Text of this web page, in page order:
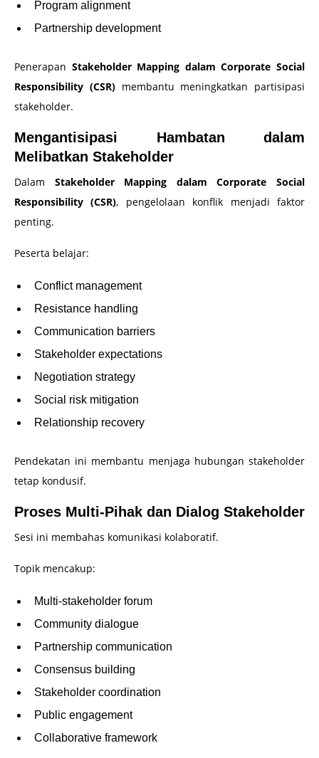
Program alignment
Partnership development
Penerapan Stakeholder Mapping dalam Corporate Social
Responsibility (CSR)membantu meningkatkan partisipasi
stakeholder.
Mengantisipasi Hambatan dalam
Melibatkan Stakeholder
Dalam Stakeholder Mapping dalam Corporate Social
Responsibility (CSR), pengelolaan konflik menjadi faktor
penting.
Peserta belajar:
Conflict management
Resistance handling
Communication barriers
Stakeholder expectations
Negotiation strategy
Social risk mitigation
Relationship recovery
Pendekatan ini membantu menjaga hubungan stakeholder
tetap kondusif.
Proses Multi-Pihak dan Dialog Stakeholder
Sesi ini membahas komunikasi kolaboratif.
Topik mencakup:
Multi-stakeholder forum
Community dialogue
Partnership communication
Consensus building
Stakeholder coordination
Public engagement
Collaborative framework